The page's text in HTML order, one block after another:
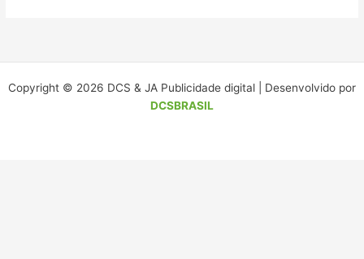
Copyright © 2026 DCS & JA Publicidade digital | Desenvolvido por
DCSBRASIL